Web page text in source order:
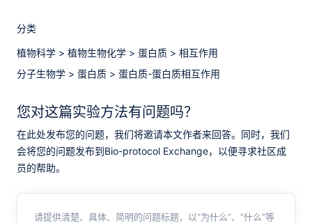
分类
植物科学 > 植物生物化学 > 蛋白质 > 相互作用
分子生物学 > 蛋白质 > 蛋白质-蛋白质相互作用
您对这篇实验方法有问题吗？
在此处发布您的问题，我们将邀请本文作者来回答。同时，我们
会将您的问题发布到Bio-protocol Exchange，以便寻求社区成
员的帮助。
请提供清楚、具体、简明的问题标题，以“为什么”、“什么”等